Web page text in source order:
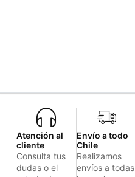
Atención al
cliente
Consulta tus
dudas o el
Envío a todo
Chile
Realizamos
envíos a todas